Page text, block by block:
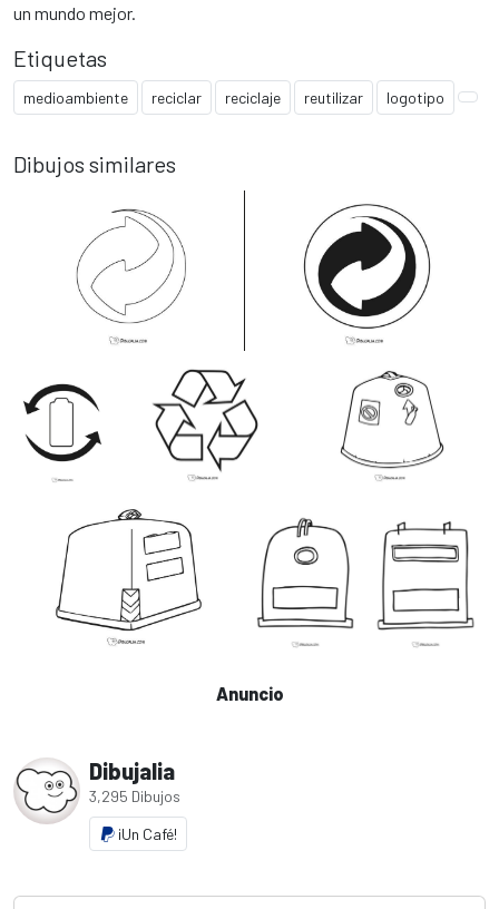
un mundo mejor.
Etiquetas
medioambiente reciclar reciclaje reutilizar logotipo
Dibujos similares
Anuncio
Dibujalia
3,295 Dibujos
¡Un Café!